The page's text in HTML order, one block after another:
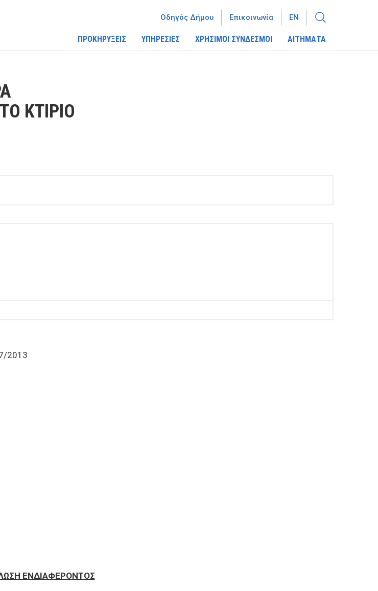
ΠΡΟΚΗΡΥΞΕΙΣ ΥΠΗΡΕΣΙΕΣ ΧΡΗΣΙΜΟΙ ΣΥΝΔΕΣΜΟΙ ΑΙΤΗΜΑΤΑ
Οδηγός Δήμου Επικοινωνία EN
ΚΤΙΡΙΟ
2013
ΕΝΔΙΑΦΕΡΟΝΤΟΣ